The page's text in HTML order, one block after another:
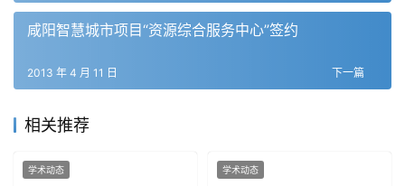
咸阳智慧城市项目“资源综合服务中心”签约
下一篇
2013 年 4 月 11 日
相关推荐
学术动态 学术动态